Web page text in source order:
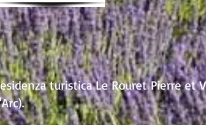
turistica Le Rouret Pierre et